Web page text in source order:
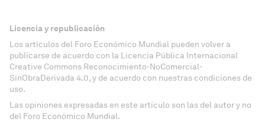
Licencia y republicación
Los artículos del Foro Económico Mundial pueden volver a
publicarse de acuerdo con la Licencia Pública Internacional
Creative Commons Reconocimiento-NoComercial-
SinObraDerivada 4.0, y de acuerdo con nuestras condiciones de
uso.
Las opiniones expresadas en este artículo son las del autor y no
del Foro Económico Mundial.